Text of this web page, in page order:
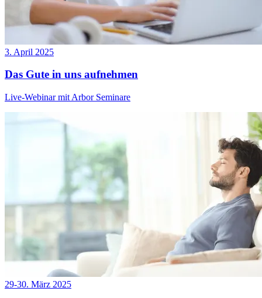
3. April 2025
Das Gute in uns aufnehmen
Live-Webinar mit Arbor Seminare
29-30. März 2025